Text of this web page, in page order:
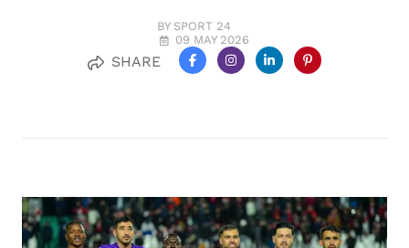
BY SPORT 24
09 MAY 2026
SHARE